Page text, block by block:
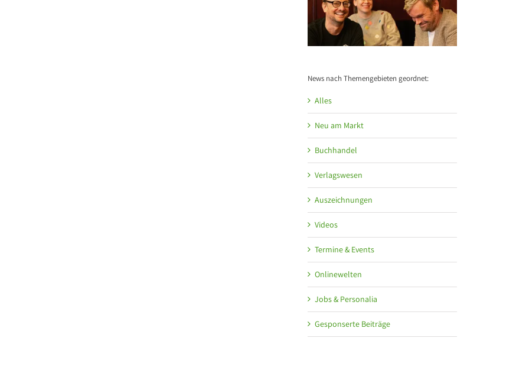
News nach Themengebieten geordnet:
Alles
Neu am Markt
Buchhandel
Verlagswesen
Auszeichnungen
Videos
Termine & Events
Onlinewelten
Jobs & Personalia
Gesponserte Beiträge